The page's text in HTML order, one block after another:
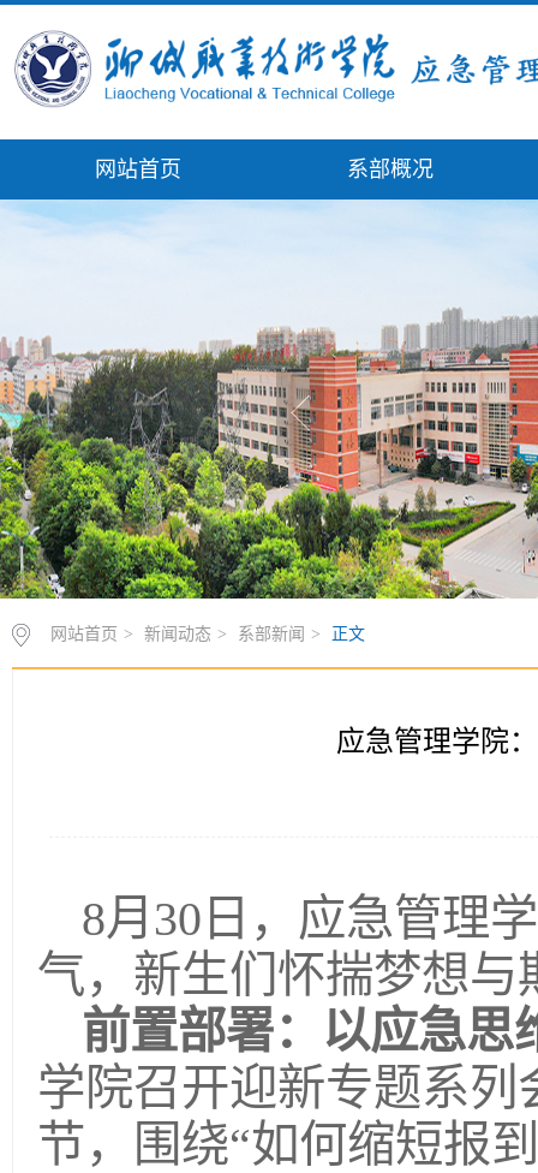
网站首页 系部概况
网站首页 > 新闻动态 > 系部新闻 > 正文
应急管理学院
8月30日，应急管理
气，新生们怀揣梦想
前置部署：以应急思
学院召开迎新专题系列
节，围绕“如何缩短报